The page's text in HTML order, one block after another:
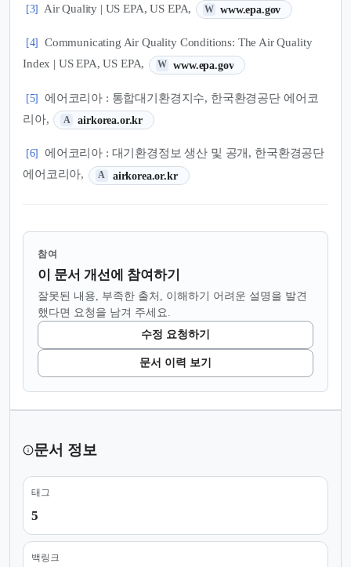
[3] Air Quality | US EPA, US EPA, W www.epa.gov
(새 탭에서 열림)
[4] Communicating Air Quality Conditions: The Air Quality
Index | US EPA, US EPA,
W www.epa.gov
(새 탭에서 열림)
[5]
에어코리아 : 통합대기환경지수, 한국환경공단 에어코
리아,
A airkorea.or.kr
(새 탭에서 열림)
[6]
에어코리아 : 대기환경정보 생산 및 공개, 한국환경공단
에어코리아,
A airkorea.or.kr
(새 탭에서 열림)
참여
이 문서 개선에 참여하기
잘못된 내용, 부족한 출처, 이해하기 어려운 설명을 발견
했다면 요청을 남겨 주세요.
수정 요청하기
문서 이력 보기
문서 정보
태그
5
백링크